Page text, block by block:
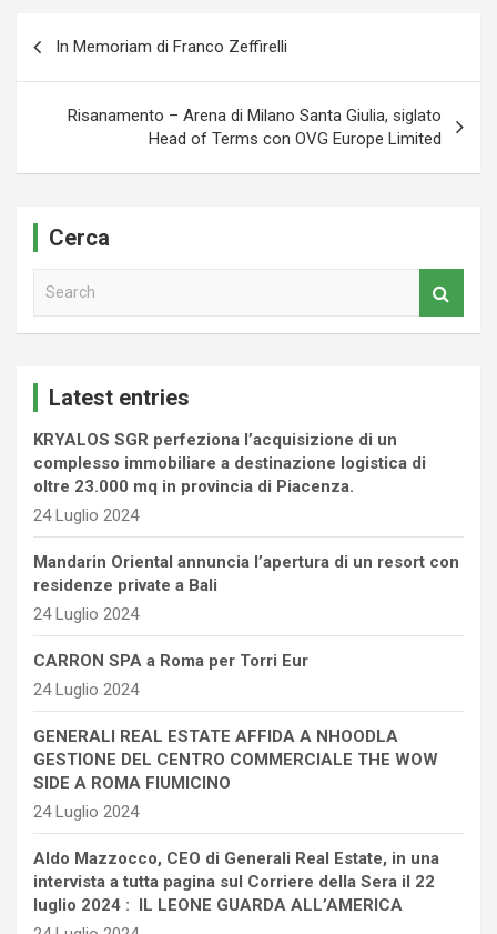
In Memoriam di Franco Zeffirelli
Risanamento – Arena di Milano Santa Giulia, siglato
Head of Terms con OVG Europe Limited
Cerca
Latest entries
KRYALOS SGR perfeziona l’acquisizione di un
complesso immobiliare a destinazione logistica di
oltre 23.000 mq in provincia di Piacenza.
24 Luglio 2024
Mandarin Oriental annuncia l’apertura di un resort con
residenze private a Bali
24 Luglio 2024
CARRON SPA a Roma per Torri Eur
24 Luglio 2024
GENERALI REAL ESTATE AFFIDA A NHOODLA
GESTIONE DEL CENTRO COMMERCIALE THE WOW
SIDE A ROMA FIUMICINO
24 Luglio 2024
Aldo Mazzocco, CEO di Generali Real Estate, in una
intervista a tutta pagina sul Corriere della Sera il 22
luglio 2024 : IL LEONE GUARDA ALL’AMERICA